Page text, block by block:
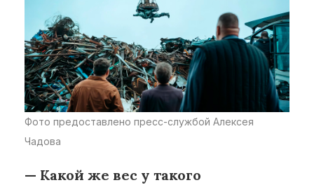
Фото предоставлено пресс-службой Алексея
Чадова
— Какой же вес у такого